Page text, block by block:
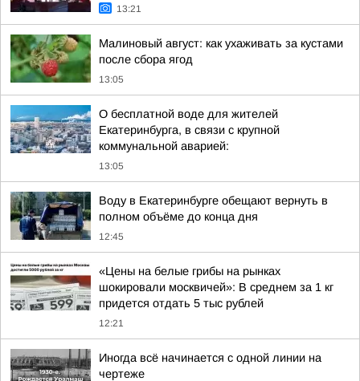
13:21
Малиновый август: как ухаживать за кустами
после сбора ягод
13:05
О бесплатной воде для жителей
Екатеринбурга, в связи с крупной
коммунальной аварией:
13:05
Воду в Екатеринбурге обещают вернуть в
полном объёме до конца дня
12:45
«Цены на белые грибы на рынках
шокировали москвичей»: В среднем за 1 кг
придется отдать 5 тыс рублей
12:21
Иногда всё начинается с одной линии на
чертеже